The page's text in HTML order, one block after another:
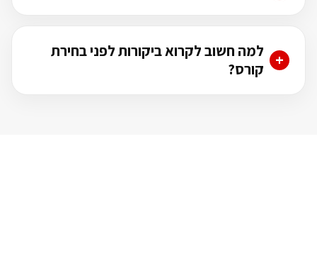
למה חשוב לקרוא ביקורות לפני בחירת
קורס?